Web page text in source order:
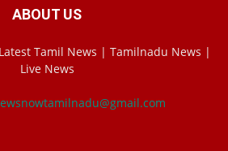
ABOUT US
Tamil News | Tamilnadu News |
Live News